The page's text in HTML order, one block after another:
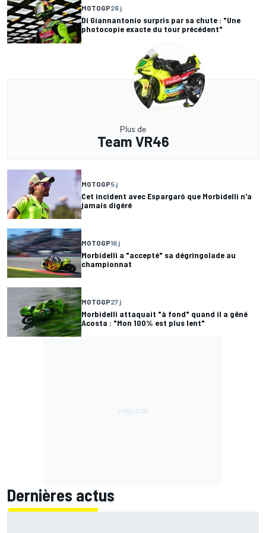
MOTOGP26 j
Di Giannantonio surpris par sa chute : "Une
photocopie exacte du tour précédent"
Plus de
Team VR46
MOTOGP5 j
Cet incident avec Espargaró que Morbidelli n'a
jamais digéré
MOTOGP16 j
Morbidelli a "accepté" sa dégringolade au
championnat
MOTOGP27 j
Morbidelli attaquait "à fond" quand il a gêné
Acosta : "Mon 100% est plus lent"
Dernières actus